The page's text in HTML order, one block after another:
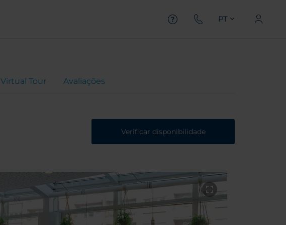
PT
Virtual Tour Avaliações
Verificar disponibilidade